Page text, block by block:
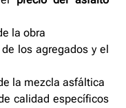
la obra
los agregados y el
la mezcla asfáltica
calidad específicos